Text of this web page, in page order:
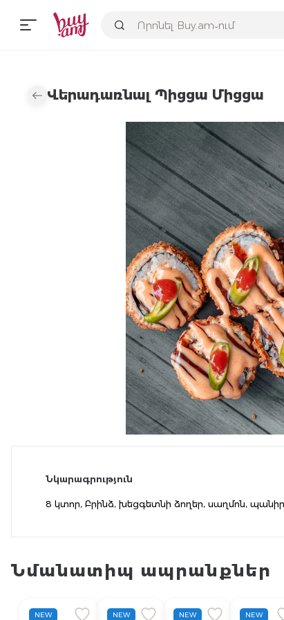
Վերադառնալ Պիցցա Միցցա
Նկարագրություն
8 կտոր, Բրինձ, խեցգետնի ձողեր, սաղմոն,
Նմանատիպ ապրանքներ
NEW NEW NEW NEW